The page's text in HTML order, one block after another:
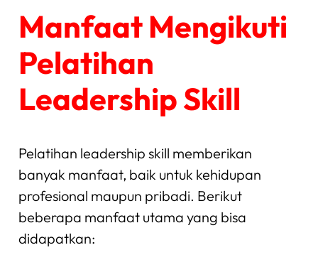
Manfaat Mengikuti
Pelatihan
Leadership Skill
Pelatihan leadership skill memberikan
banyak manfaat, baik untuk kehidupan
profesional maupun pribadi. Berikut
beberapa manfaat utama yang bisa
didapatkan: